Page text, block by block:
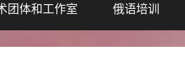
团体和工作室 俄语培训